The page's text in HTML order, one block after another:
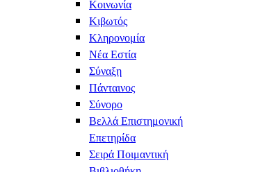
Κοινωνία
Κιβωτός
Κληρονομία
Νέα Εστία
Σύναξη
Πάνταινος
Σύνορο
Βελλά Επιστημονική
Επετηρίδα
Σειρά Ποιμαντική